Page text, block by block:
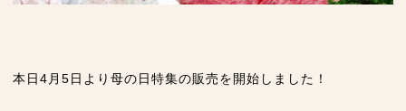
本日4月5日より母の日特集の販売を開始しました！